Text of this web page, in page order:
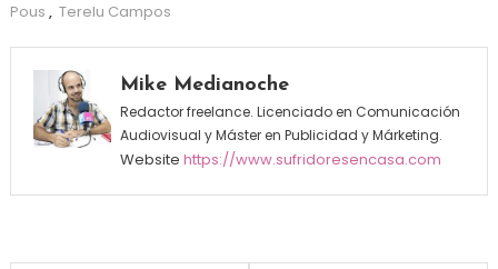
Pous , Terelu Campos
Mike Medianoche
Redactor freelance. Licenciado en Comunicación
Audiovisual y Máster en Publicidad y Márketing.
Website https://www.sufridoresencasa.com